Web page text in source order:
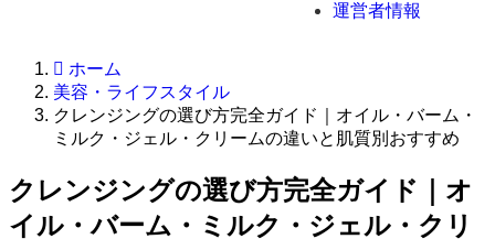
運営者情報
ホーム
美容・ライフスタイル
クレンジングの選び方完全ガイド｜オイル・バーム・
ミルク・ジェル・クリームの違いと肌質別おすすめ
クレンジングの選び方完全ガイド｜オ
イル・バーム・ミルク・ジェル・クリ